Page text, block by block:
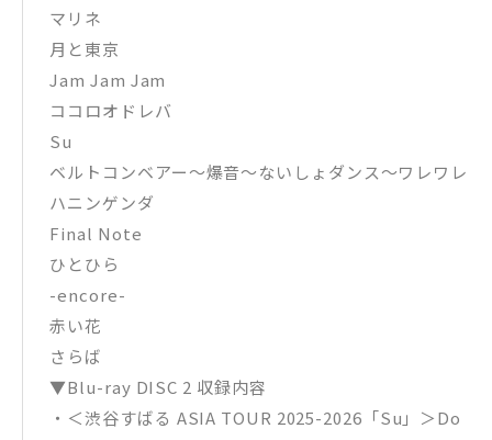
マリネ
月と東京
Jam Jam Jam
ココロオドレバ
Su
ベルトコンベアー〜爆音〜ないしょダンス〜ワレワレ
ハニンゲンダ
Final Note
ひとひら
-encore-
赤い花
さらば
▼Blu-ray DISC 2 収録内容
・＜渋谷すばる ASIA TOUR 2025-2026「Su」＞Do